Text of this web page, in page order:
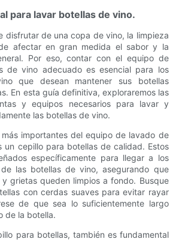
para lavar botellas de vino.
disfrutar de una copa de vino, la limpieza
afectar en gran medida el sabor y la
Por eso, contar con el equipo de
de vino adecuado es esencial para los
que desean mantener sus botellas
En esta guía definitiva, exploraremos las
y equipos necesarios para lavar y
las botellas de vino.
importantes del equipo de lavado de
un cepillo para botellas de calidad. Estos
específicamente para llegar a los
las botellas de vino, asegurando que
grietas queden limpios a fondo. Busque
con cerdas suaves para evitar rayar
de que sea lo suficientemente largo
de la botella.
para botellas, también es fundamental